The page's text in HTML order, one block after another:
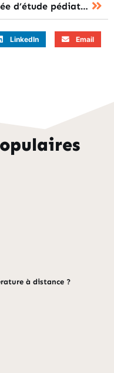
Année d’étude pédiatre : les onze ans de cursus pour devenir spécialiste ?
LinkedIn Email
à distance ?